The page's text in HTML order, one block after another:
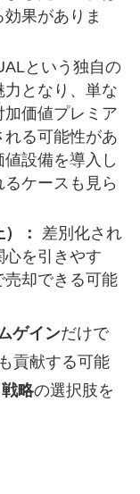
果がありま
という独自の
となり、単な
価値プレミア
れる可能性があ
設備を導入し
ケースも見ら
：
差別化され
を引きやす
売却できる可能
ゲインだけで
貢献する可能
略の選択肢を